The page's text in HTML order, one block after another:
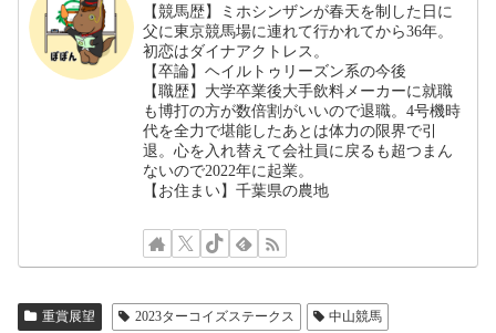
【競馬歴】ミホシンザンが春天を制した日に
父に東京競馬場に連れて行かれてから36年。
初恋はダイナアクトレス。
【卒論】ヘイルトゥリーズン系の今後
【職歴】大学卒業後大手飲料メーカーに就職
も博打の方が数倍割がいいので退職。4号機時
代を全力で堪能したあとは体力の限界で引
退。心を入れ替えて会社員に戻るも超つまん
ないので2022年に起業。
【お住まい】千葉県の農地
重賞展望 2023ターコイズステークス 中山競馬